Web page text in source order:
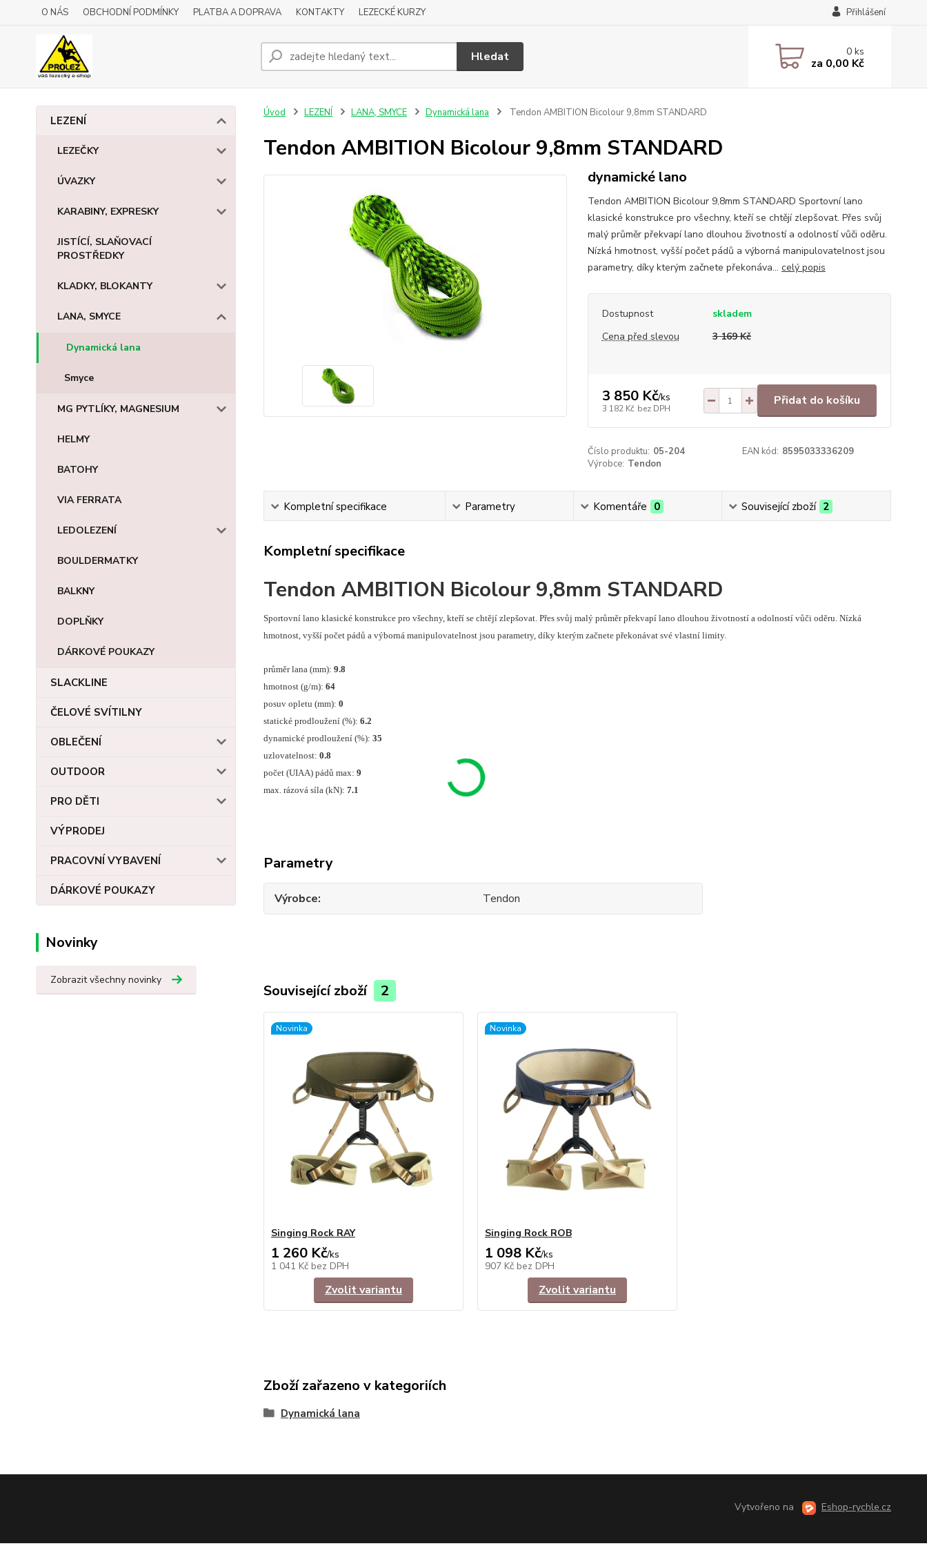
O NÁS OBCHODNÍ PODMÍNKY PLATBA A DOPRAVA KONTAKTY LEZECKÉ KURZY Přihlášení
Hledat 0ks
za 0,00 Kč
LEZENÍ
LEZEČKY
ÚVAZKY
KARABINY, EXPRESKY
JISTÍCÍ, SLAŇOVACÍ
PROSTŘEDKY
KLADKY, BLOKANTY
LANA, SMYCE
Dynamická lana
Smyce
MG PYTLÍKY, MAGNESIUM
HELMY
BATOHY
VIA FERRATA
LEDOLEZENÍ
BOULDERMATKY
BALKNY
DOPLŇKY
DÁRKOVÉ POUKAZY
SLACKLINE
ČELOVÉ SVÍTILNY
OBLEČENÍ
OUTDOOR
PRO DĚTI
VÝPRODEJ
PRACOVNÍ VYBAVENÍ
DÁRKOVÉ POUKAZY
Novinky
Zobrazit všechny novinky
Úvod LEZENÍ LANA, SMYCE Dynamická lana Tendon AMBITION Bicolour 9,8mm STANDARD
Tendon AMBITION Bicolour 9,8mm STANDARD
dynamické lano
Tendon AMBITION Bicolour 9,8mm STANDARD Sportovní lano
klasické konstrukce pro všechny, kteří se chtějí zlepšovat. Přes svůj
malý průměr překvapí lano dlouhou životností a odolností vůči oděru.
Nízká hmotnost, vyšší počet pádů a výborná manipulovatelnost jsou
parametry, díky kterým začnete překonáva... celý popis
Dostupnost
skladem
Cena před slevou
3 169 Kč
3 850 Kč/ks
3 182 Kč bez DPH
Přidat do košíku
Číslo produktu: 05-204 EAN kód: 8595033336209
Výrobce: Tendon
Kompletní specifikace Parametry Komentáře 0 Související zboží 2
Kompletní specifikace
Tendon AMBITION Bicolour 9,8mm STANDARD
Sportovní lano klasické konstrukce pro všechny, kteří se chtějí zlepšovat. Přes svůj malý průměr překvapí lano dlouhou životností a odolností vůči oděru. Nízká
hmotnost, vyšší počet pádů a výborná manipulovatelnost jsou parametry, díky kterým začnete překonávat své vlastní limity.
průměr lana (mm): 9.8
hmotnost (g/m): 64
posuv opletu (mm): 0
statické prodloužení (%): 6.2
dynamické prodloužení (%): 35
uzlovatelnost: 0.8
počet (UIAA) pádů max: 9
max. rázová síla (kN): 7.1
Parametry
Výrobce Tendon
Související zboží 2
Novinka
Singing Rock RAY
1 260 Kč/ks
1 041 Kč bez DPH
Zvolit variantu
Novinka
Singing Rock ROB
1 098 Kč/ks
907 Kč bez DPH
Zvolit variantu
Zboží zařazeno v kategoriích
Dynamická lana
Vytvořeno na Eshop-rychle.cz